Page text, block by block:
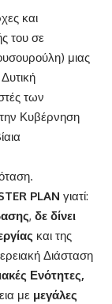
και
του σε
μιας
των
Κυβέρνηση
PLAN γιατί:
, δε δίνει
και της
Διάσταση
Ενότητες,
με μεγάλες